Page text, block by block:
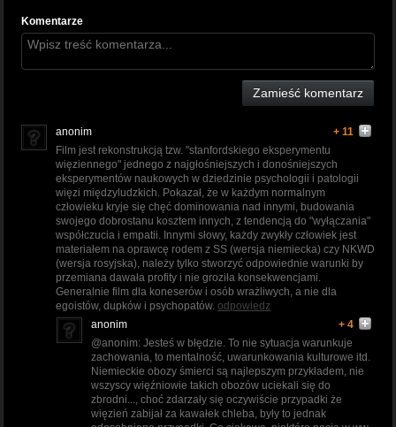
Komentarze
Zamieść komentarz
anonim
+ 11
Film jest rekonstrukcją tzw. "stanfordskiego eksperymentu
więziennego" jednego z najgłośniejszych i donośniejszych
eksperymentów naukowych w dziedzinie psychologii i patologii
więzi międzyludzkich. Pokazał, że w każdym normalnym
człowieku kryje się chęć dominowania nad innymi, budowania
swojego dobrostanu kosztem innych, z tendencją do "wyłączania"
współczucia i empatii. Innymi słowy, każdy zwykły człowiek jest
materiałem na oprawcę rodem z SS (wersja niemiecka) czy NKWD
(wersja rosyjska), należy tylko stworzyć odpowiednie warunki by
przemiana dawała profity i nie groziła konsekwencjami.
Generalnie film dla koneserów i osób wrażliwych, a nie dla
egoistów, dupków i psychopatów. odpowiedz
anonim
+ 4
@anonim: Jesteś w błędzie. To nie sytuacja warunkuje
zachowania, to mentalność, uwarunkowania kulturowe itd.
Niemieckie obozy śmierci są najlepszym przykładem, nie
wszyscy więźniowie takich obozów uciekali się do
zbrodni..., choć zdarzały się oczywiście przypadki że
więzień zabijał za kawałek chleba, były to jednak